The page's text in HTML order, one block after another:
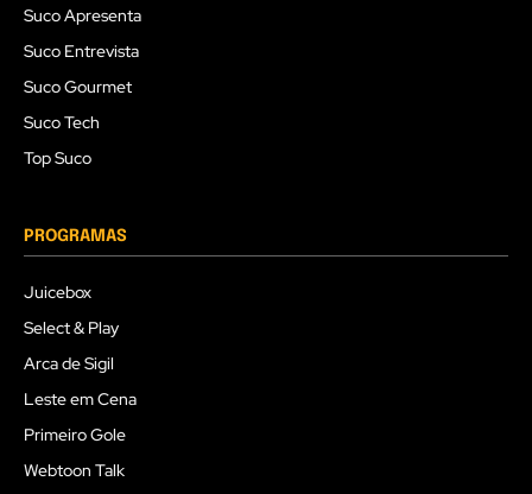
Suco Apresenta
Suco Entrevista
Suco Gourmet
Suco Tech
Top Suco
PROGRAMAS
Juicebox
Select & Play
Arca de Sigil
Leste em Cena
Primeiro Gole
Webtoon Talk